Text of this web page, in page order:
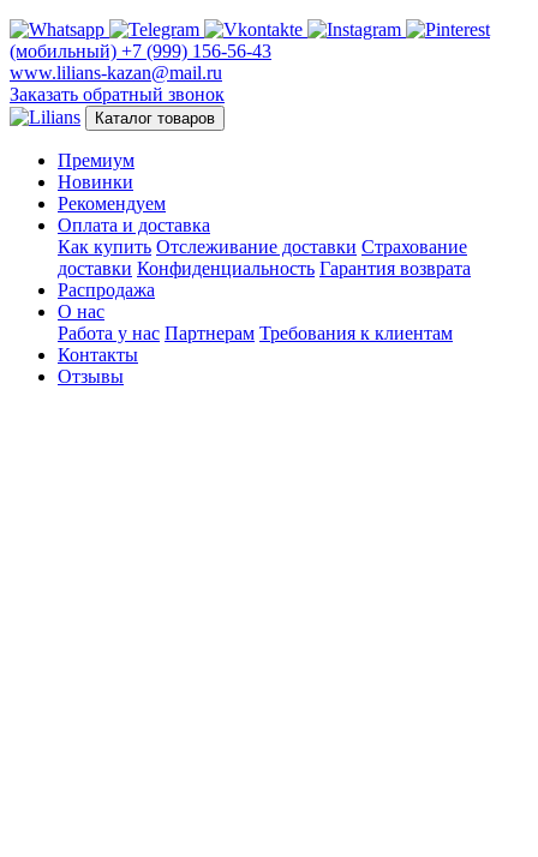
(мобильный) +7 (999) 156-56-43
www.lilians-kazan@mail.ru
Заказать обратный звонок
Каталог товаров
Премиум
Новинки
Рекомендуем
Оплата и доставка
Как купить Отслеживание доставки Страхование
доставки Конфиденциальность Гарантия возврата
Распродажа
О нас
Работа у нас Партнерам Требования к клиентам
Контакты
Отзывы